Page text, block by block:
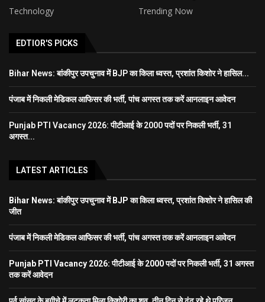
Technology
Trending Now
EDTIOR'S PICKS
Bihar News: बांकीपुर उपचुनाव में BJP का किला ध्वस्त, प्रशांत किशोर ने हासिल...
पंजाब में निकली मेडिकल आफिसर की भर्ती, पांच अगस्त तक करें आनलाइन आवेदन
Punjab PTI Vacancy 2026: पीटीआई के 2000 पदों पर निकली भर्ती, 31
अगस्त...
LATEST ARTICLES
Bihar News: बांकीपुर उपचुनाव में BJP का किला ध्वस्त, प्रशांत किशोर ने हासिल की
जीत
पंजाब में निकली मेडिकल आफिसर की भर्ती, पांच अगस्त तक करें आनलाइन आवेदन
Punjab PTI Vacancy 2026: पीटीआई के 2000 पदों पर निकली भर्ती, 31 अगस्त
तक करें आवेदन